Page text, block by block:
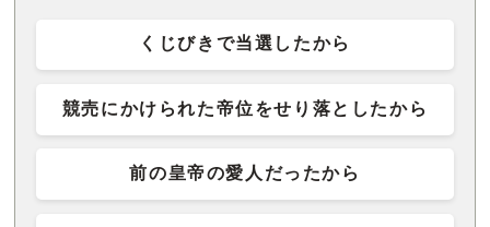
くじびきで当選したから
競売にかけられた帝位をせり落としたから
前の皇帝の愛人だったから